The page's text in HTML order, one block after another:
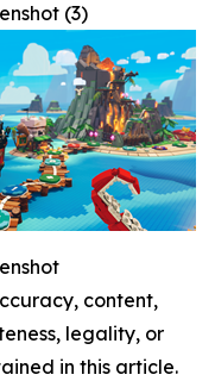
(3)
content,
legality, or
in this article.